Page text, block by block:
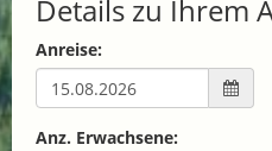
Details zu Ihrem
Anreise:
Anz. Erwachsene: